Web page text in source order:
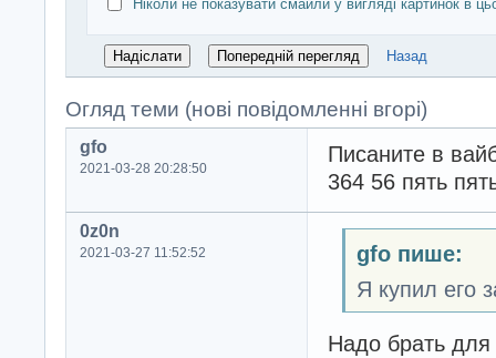
Ніколи не показувати смайли у вигляді картинок в
Назад
Огляд теми (нові повідомленні вгорі)
gfo
2021-03-28 20:28:50
Писаните в
364 56 пять
0z0n
2021-03-27 11:52:52
gfo пише:
Я купил его
Надо брать